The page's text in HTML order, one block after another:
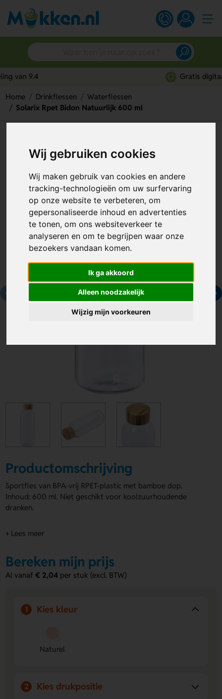
Wij gebruiken cookies
Wij maken gebruik van cookies en andere
tracking-technologieën om uw surfervaring
op onze website te verbeteren, om
gepersonaliseerde inhoud en advertenties
te tonen, om ons websiteverkeer te
analyseren en om te begrijpen waar onze
bezoekers vandaan komen.
Ik ga akkoord
Alleen noodzakelijk
Wijzig mijn voorkeuren
Home Drinkflessen
Waterflessen
Solarix Rpet Bidon Natuurlijk 600 ml
600 ml
Artikelnummer: 109635
Productomschrijving
Sportfles van BPA-vrij RPET-plastic met bamboe dop.
Inhoud: 600 ml. Niet geschikt voor koolzuurhoudende
dranken.
+ Lees meer
Bereken mijn prijs
Al vanaf€ 2,04 per stuk (excl. BTW)
1 Kies kleur
Naturel
2 Kies drukpositie